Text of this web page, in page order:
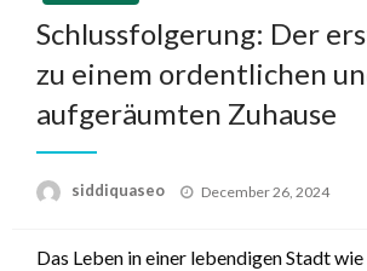
Schlussfolgerung: Der
zu einem ordentlichen
aufgeräumten Zuhause
siddiquaseo
Posted
December 26, 2024
Das Leben in einer lebendigen Stadt